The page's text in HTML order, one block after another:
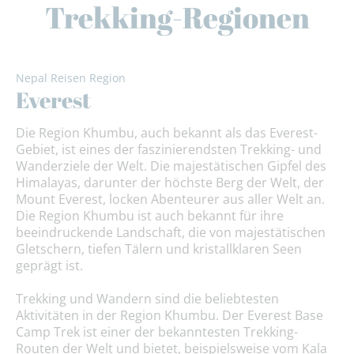
Trekking-Regionen
Nepal Reisen Region
Everest
Die Region Khumbu, auch bekannt als das Everest-
Gebiet, ist eines der faszinierendsten Trekking- und
Wanderziele der Welt. Die majestätischen Gipfel des
Himalayas, darunter der höchste Berg der Welt, der
Mount Everest, locken Abenteurer aus aller Welt an.
Die Region Khumbu ist auch bekannt für ihre
beeindruckende Landschaft, die von majestätischen
Gletschern, tiefen Tälern und kristallklaren Seen
geprägt ist.
Trekking und Wandern sind die beliebtesten
Aktivitäten in der Region Khumbu. Der Everest Base
Camp Trek ist einer der bekanntesten Trekking-
Routen der Welt und bietet, beispielsweise vom Kala